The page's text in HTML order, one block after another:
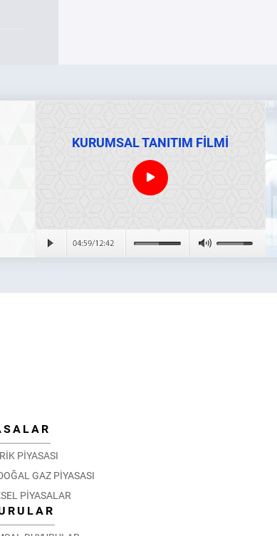
KURUMSAL TANITIM FİLMİ
PİYASASI
GAZ PİYASASI
PİYASALAR